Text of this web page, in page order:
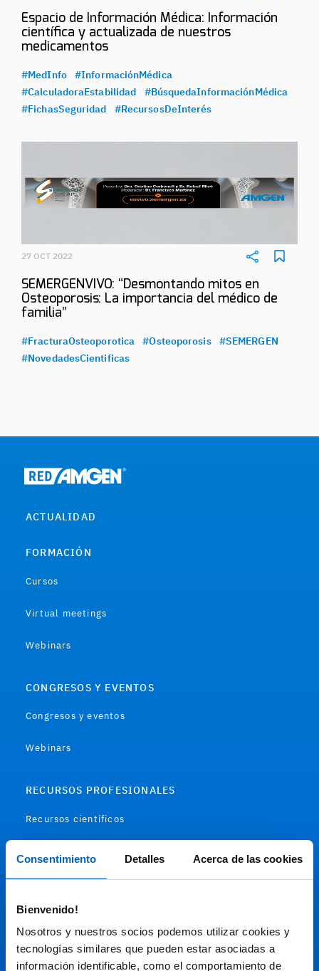
Consentimiento Detalles Acerca de las cookies
Bienvenido!
Nosotros y nuestros socios podemos utilizar cookies y
tecnologías similares que pueden estar asociadas a
información identificable, como el comportamiento de
Espacio de Información Médica: Información
científica y actualizada de nuestros
medicamentos
#MedInfo
#InformaciónMédica
#CalculadoraEstabilidad
#BúsquedaInformaciónMédica
#FichasSeguridad
#RecursosDeInterés
27 OCT 2022
SEMERGENVIVO: “Desmontando mitos en
Osteoporosis: La importancia del médico de
familia”
#FracturaOsteoporotica #Osteoporosis
#SEMERGEN
#NovedadesCientificas
ACTUALIDAD
FORMACIÓN
Cursos
Virtual meetings
Webinars
CONGRESOS Y EVENTOS
Congresos y eventos
Webinars
RECURSOS PROFESIONALES
Recursos científicos
Audiovisual
Espacio de Información Médica